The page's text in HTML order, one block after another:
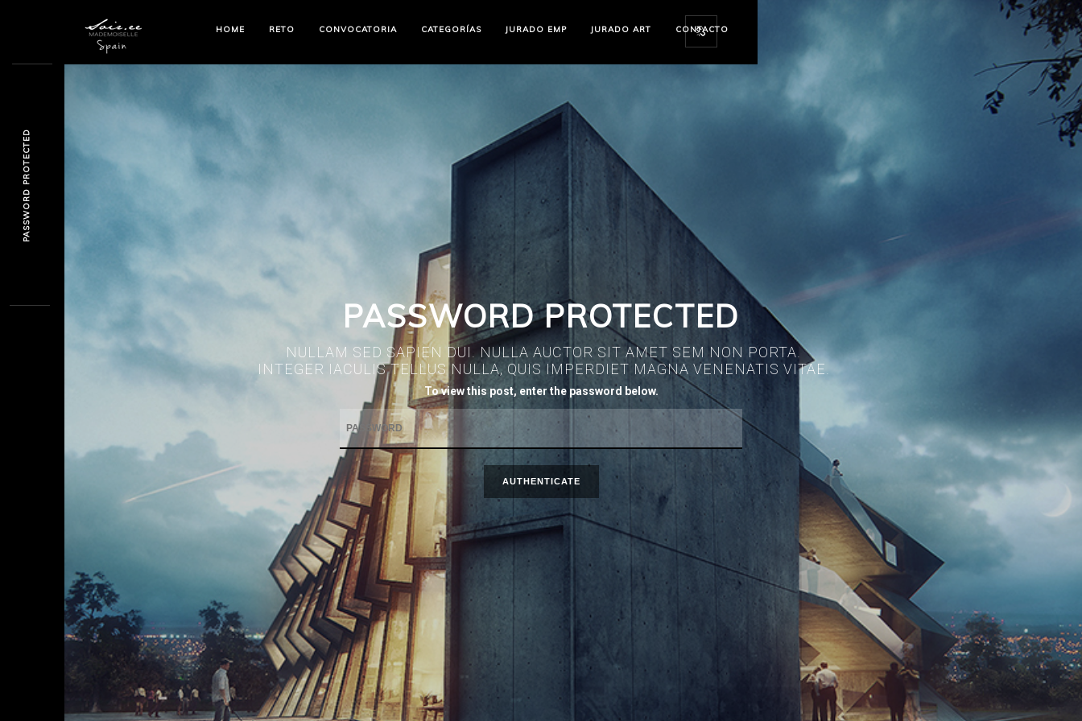
HOME RETO CONVOCATORIA CATEGORÍAS JURADO EMP JURADO ART CONTACTO
PASSWORD PROTECTED
NULLAM SED SAPIEN DUI. NULLA AUCTOR SIT AMET SEM NON PORTA.
INTEGER IACULIS TELLUS NULLA, QUIS IMPERDIET MAGNA VENENATIS VITAE.
To view this post, enter the password below.
AUTHENTICATE
UNIVERSIDAD DE DEUSTO AV.UNIVERSIDADES 24,ED. ESIDE 4º 48007 BILBAO - SPAIN
© SOIR.EE . ALL RIGHTS RESERVED.
PASSWORD PROTECTED